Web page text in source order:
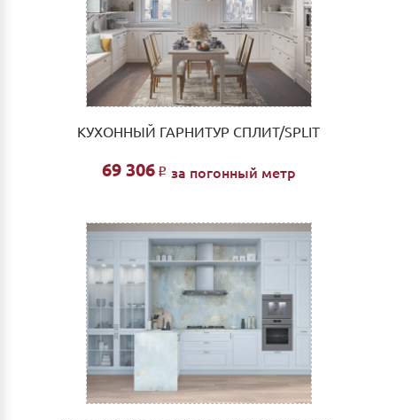
КУХОННЫЙ ГАРНИТУР СПЛИТ/SPLIT
69 306 Р за погонный метр